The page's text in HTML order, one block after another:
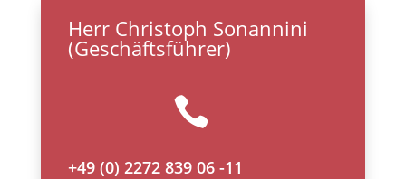
Herr Christoph Sonannini
(Geschäftsführer)

+49 (0) 2272 839 06 -11